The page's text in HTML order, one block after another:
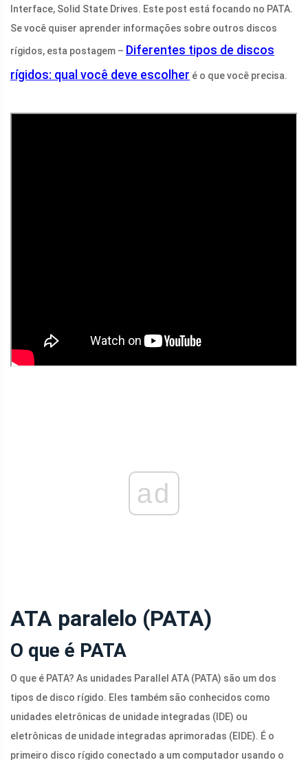
Interface, Solid State Drives. Este post está focando no PATA.
Se você quiser aprender informações sobre outros discos
rígidos, esta postagem – Diferentes tipos de discos
rígidos: qual você deve escolher é o que você precisa.
ad
ATA paralelo (PATA)
O que é PATA
O que é PATA? As unidades Parallel ATA (PATA) são um dos
tipos de disco rígido. Eles também são conhecidos como
unidades eletrônicas de unidade integradas (IDE) ou
eletrônicas de unidade integradas aprimoradas (EIDE). É o
primeiro disco rígido conectado a um computador usando o